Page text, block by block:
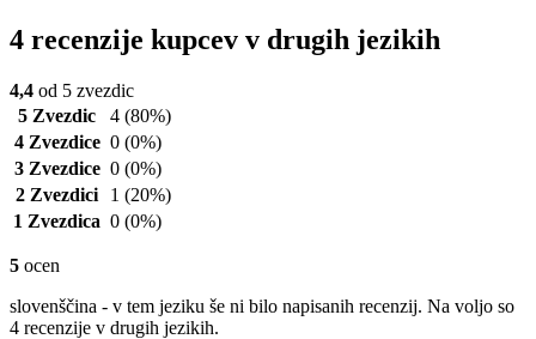
4 recenzije kupcev v drugih jezikih
4,4 od 5 zvezdic
5 Zvezdic
4 (80%)
4 Zvezdice 0 (0%)
3 Zvezdice 0 (0%)
2 Zvezdici
1 (20%)
1 Zvezdica 0 (0%)
5 ocen
slovenščina - v tem jeziku še ni bilo napisanih recenzij. Na voljo so
4 recenzije v drugih jezikih.